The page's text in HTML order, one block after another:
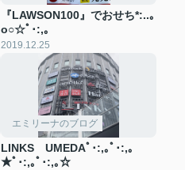
『LAWSON100』でおせち*:..｡
o○☆ﾟ･:,｡
2019.12.25
エミリーナのブログ
LINKS UMEDAﾟ･:,｡ﾟ･:,｡
★ﾟ･:,｡ﾟ･:,｡☆